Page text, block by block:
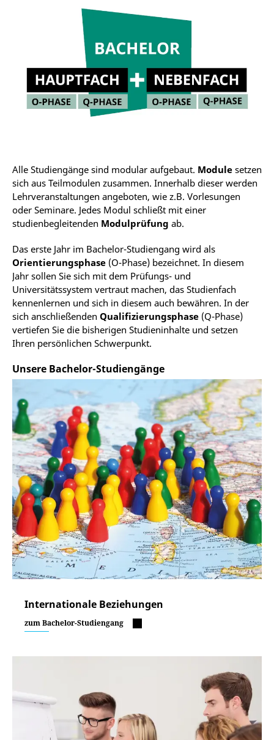
Alle Studiengänge sind modular aufgebaut. Module setzen
sich aus Teilmodulen zusammen. Innerhalb dieser werden
Lehrveranstaltungen angeboten, wie z.B. Vorlesungen
oder Seminare. Jedes Modul schließt mit einer
studienbegleitenden Modulprüfung ab.
Das erste Jahr im Bachelor-Studiengang wird als
Orientierungsphase (O-Phase) bezeichnet. In diesem
Jahr sollen Sie sich mit dem Prüfungs- und
Universitätssystem vertraut machen, das Studienfach
kennenlernen und sich in diesem auch bewähren. In der
sich anschließenden Qualifizierungsphase (Q-Phase)
vertiefen Sie die bisherigen Studieninhalte und setzen
Ihren persönlichen Schwerpunkt.
Unsere Bachelor-Studiengänge
Internationale Beziehungen
zum Bachelor-Studiengang